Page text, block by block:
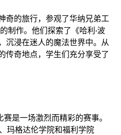
奇的旅行，参观了华纳兄弟工
制作。他们探索了《哈利·波
沉浸在迷人的魔法世界中。从
传奇地点，学生们充分享受了
赛是一场激烈而精彩的赛事。
格达伦学院和福利学院